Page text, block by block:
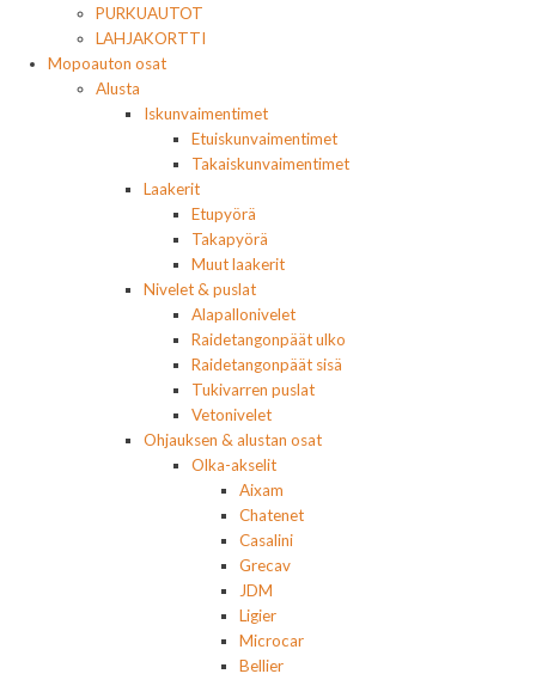
PURKUAUTOT
LAHJAKORTTI
Mopoauton osat
Alusta
Iskunvaimentimet
Etuiskunvaimentimet
Takaiskunvaimentimet
Laakerit
Etupyörä
Takapyörä
Muut laakerit
Nivelet & puslat
Alapallonivelet
Raidetangonpäät ulko
Raidetangonpäät sisä
Tukivarren puslat
Vetonivelet
Ohjauksen & alustan osat
Olka-akselit
Aixam
Chatenet
Casalini
Grecav
JDM
Ligier
Microcar
Bellier